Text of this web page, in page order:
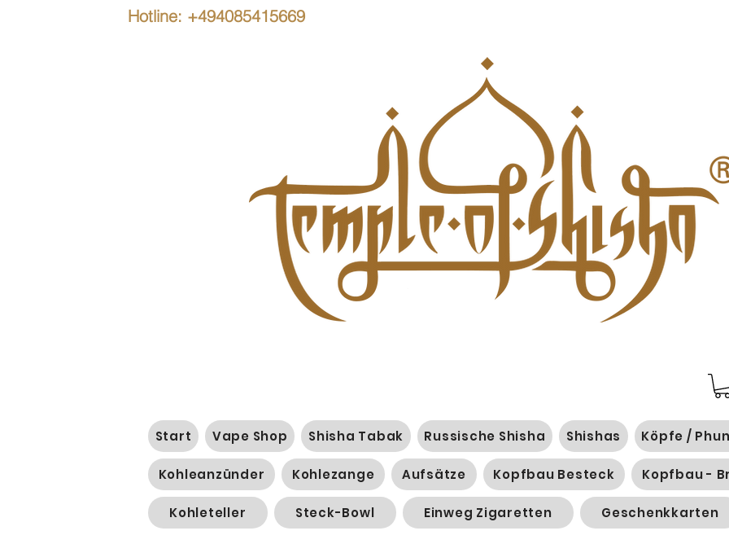
Hotline: +494085415669
Start Vape Shop Shisha Tabak Russische Shisha Shishas Köpfe /
Kohleanzünder Kohlezange Aufsätze Kopfbau Besteck Kopfbau -
Kohleteller Steck-Bowl Einweg Zigaretten Geschenkkarten